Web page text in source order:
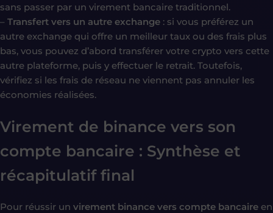
sans passer par un virement bancaire traditionnel.
– Transfert vers un autre exchange : si vous préférez un
autre exchange qui offre un meilleur taux ou des frais plus
bas, vous pouvez d’abord transférer votre crypto vers cette
autre plateforme, puis y effectuer le retrait. Toutefois,
vérifiez si les frais de réseau ne viennent pas annuler les
économies réalisées.
Virement de binance vers son
compte bancaire : Synthèse et
récapitulatif final
Pour réussir un virement binance vers compte bancaire en